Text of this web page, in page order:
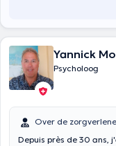
Yannick
Psycholoog
Over de
Depuis près de 30 ans,